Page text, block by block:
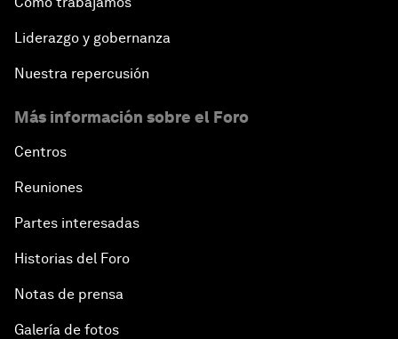
Liderazgo y gobernanza
Nuestra repercusión
Más información sobre el Foro
Centros
Reuniones
Partes interesadas
Historias del Foro
Notas de prensa
Galería de fotos